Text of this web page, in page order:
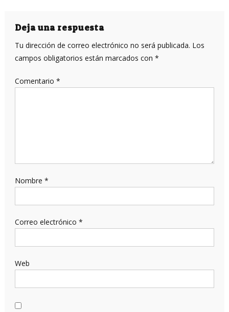
entradas
Deja una respuesta
Tu dirección de correo electrónico no será publicada. Los
campos obligatorios están marcados con *
Comentario *
Nombre *
Correo electrónico *
Web